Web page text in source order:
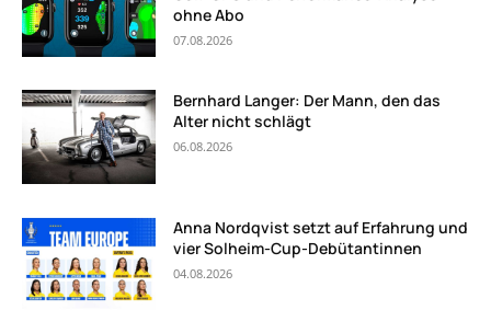
ohne Abo
07.08.2026
Bernhard Langer: Der Mann, den das
Alter nicht schlägt
06.08.2026
Anna Nordqvist setzt auf Erfahrung und
vier Solheim-Cup-Debütantinnen
04.08.2026